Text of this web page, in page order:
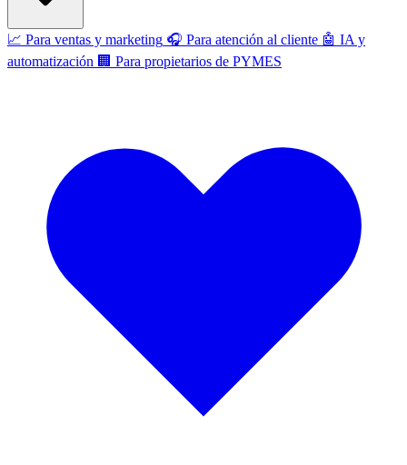
📈 Para ventas y marketing 🎧 Para atención al cliente 🤖 IA y
automatización 🏢 Para propietarios de PYMES